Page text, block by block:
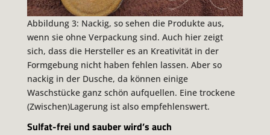
Abbildung 3: Nackig, so sehen die Produkte aus,
wenn sie ohne Verpackung sind. Auch hier zeigt
sich, dass die Hersteller es an Kreativität in der
Formgebung nicht haben fehlen lassen. Aber so
nackig in der Dusche, da können einige
Waschstücke ganz schön aufquellen. Eine trockene
(Zwischen)Lagerung ist also empfehlenswert.
Sulfat-frei und sauber wird’s auch